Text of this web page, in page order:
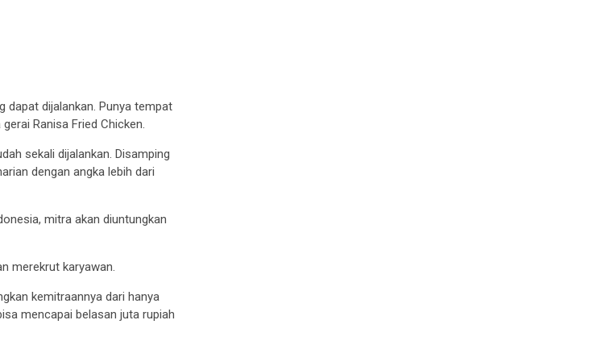
dapat dijalankan. Punya tempat
Ranisa Fried Chicken.
sekali dijalankan. Disamping
dengan angka lebih dari
mitra akan diuntungkan
merekrut karyawan.
kemitraannya dari hanya
mencapai belasan juta rupiah